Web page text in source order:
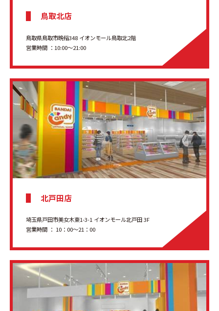
鳥取北店
鳥取県鳥取市晩稲348 イオンモール鳥取北2階
営業時間 ：10:00～21:00
北戸田店
埼玉県戸田市美女木東1-3-1 イオンモール北戸田 3F
営業時間 ： 10：00～21：00